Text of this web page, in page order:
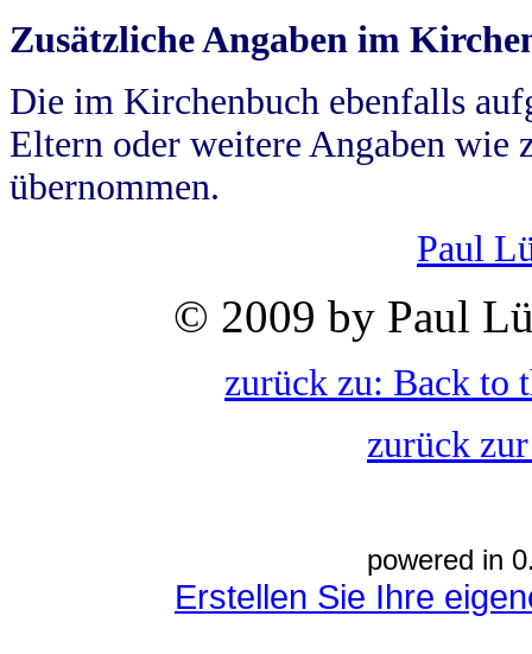
Zusätzliche Angaben im
Die im Kirchenbuch ebenfalls
Eltern oder weitere Angaben wie
übernommen.
Paul
© 2009 by Paul
zurück zu: Back to
zurück
powered in
Erstellen Sie Ihre